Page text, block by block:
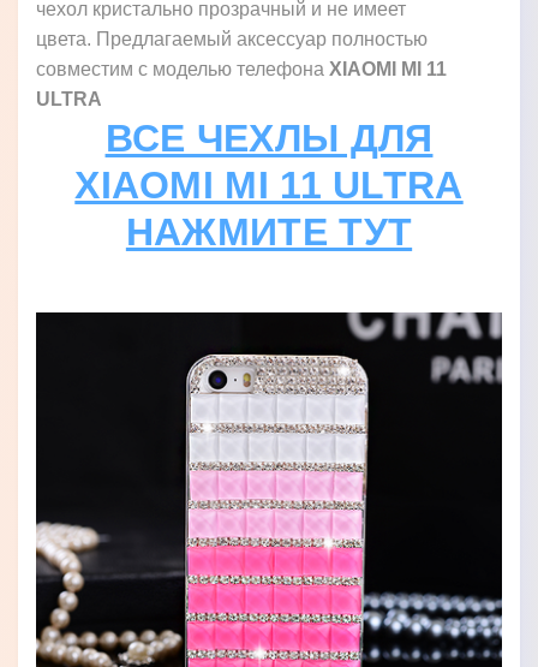
чехол кристально прозрачный и не имеет
цвета. Предлагаемый аксессуар полностью
совместим с моделью телефона XIAOMI MI 11
ULTRA
ВСЕ ЧЕХЛЫ ДЛЯ
XIAOMI MI 11 ULTRA
НАЖМИТЕ ТУТ